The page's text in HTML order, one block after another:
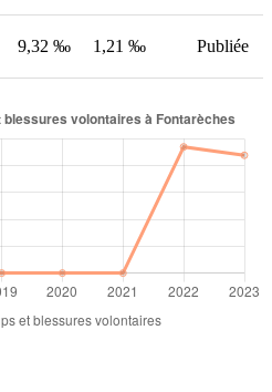
9,32 ‰ 1,21 ‰ Publiée